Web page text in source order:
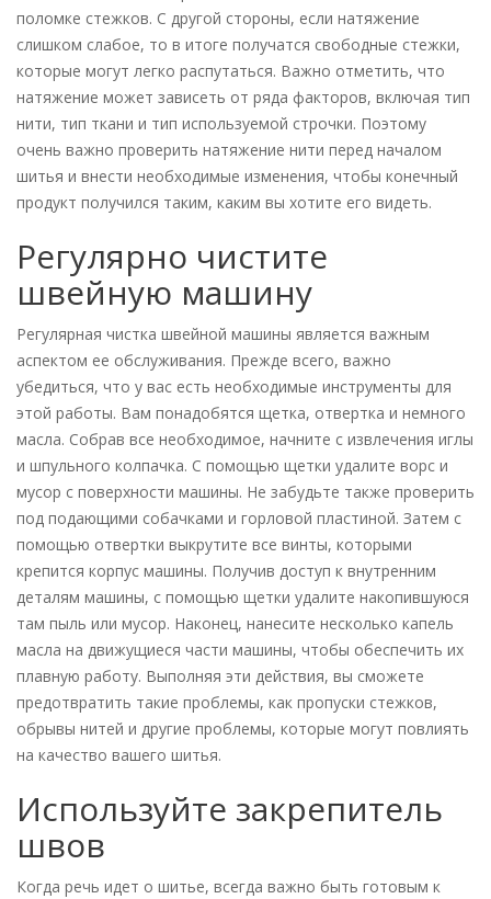
поломке стежков. С другой стороны, если натяжение
слишком слабое, то в итоге получатся свободные стежки,
которые могут легко распутаться. Важно отметить, что
натяжение может зависеть от ряда факторов, включая тип
нити, тип ткани и тип используемой строчки. Поэтому
очень важно проверить натяжение нити перед началом
шитья и внести необходимые изменения, чтобы конечный
продукт получился таким, каким вы хотите его видеть.
Регулярно чистите
швейную машину
Регулярная чистка швейной машины является важным
аспектом ее обслуживания. Прежде всего, важно
убедиться, что у вас есть необходимые инструменты для
этой работы. Вам понадобятся щетка, отвертка и немного
масла. Собрав все необходимое, начните с извлечения иглы
и шпульного колпачка. С помощью щетки удалите ворс и
мусор с поверхности машины. Не забудьте также проверить
под подающими собачками и горловой пластиной. Затем с
помощью отвертки выкрутите все винты, которыми
крепится корпус машины. Получив доступ к внутренним
деталям машины, с помощью щетки удалите накопившуюся
там пыль или мусор. Наконец, нанесите несколько капель
масла на движущиеся части машины, чтобы обеспечить их
плавную работу. Выполняя эти действия, вы сможете
предотвратить такие проблемы, как пропуски стежков,
обрывы нитей и другие проблемы, которые могут повлиять
на качество вашего шитья.
Используйте закрепитель
швов
Когда речь идет о шитье, всегда важно быть готовым к